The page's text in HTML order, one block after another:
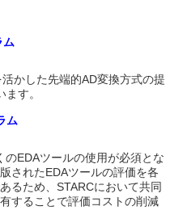
ム
かした先端的AD変換方式の提
す。
ム
のEDAツールの使用が必須とな
されたEDAツールの評価を各
るため、STARCにおいて共同
することで評価コストの削減